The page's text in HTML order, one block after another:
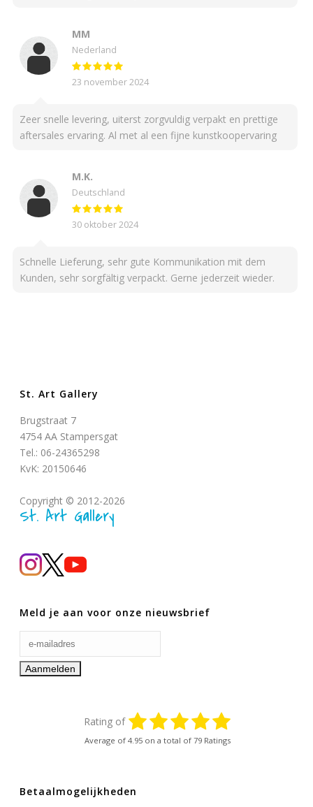
MM
Nederland
23 november 2024
Zeer snelle levering, uiterst zorgvuldig verpakt en prettige
aftersales ervaring. Al met al een fijne kunstkoopervaring
M.K.
Deutschland
30 oktober 2024
Schnelle Lieferung, sehr gute Kommunikation mit dem
Kunden, sehr sorgfältig verpackt. Gerne jederzeit wieder.
St. Art Gallery
Brugstraat 7
4754 AA Stampersgat
Tel.: 06-24365298
KvK: 20150646
Copyright © 2012-2026
St. Art Gallery
Meld je aan voor onze nieuwsbrief
Rating of
Average of 4.95 on a total of 79 Ratings
Betaalmogelijkheden